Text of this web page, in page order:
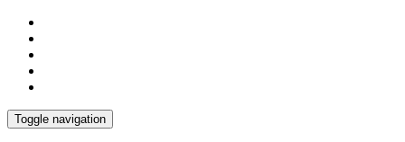
Toggle navigation